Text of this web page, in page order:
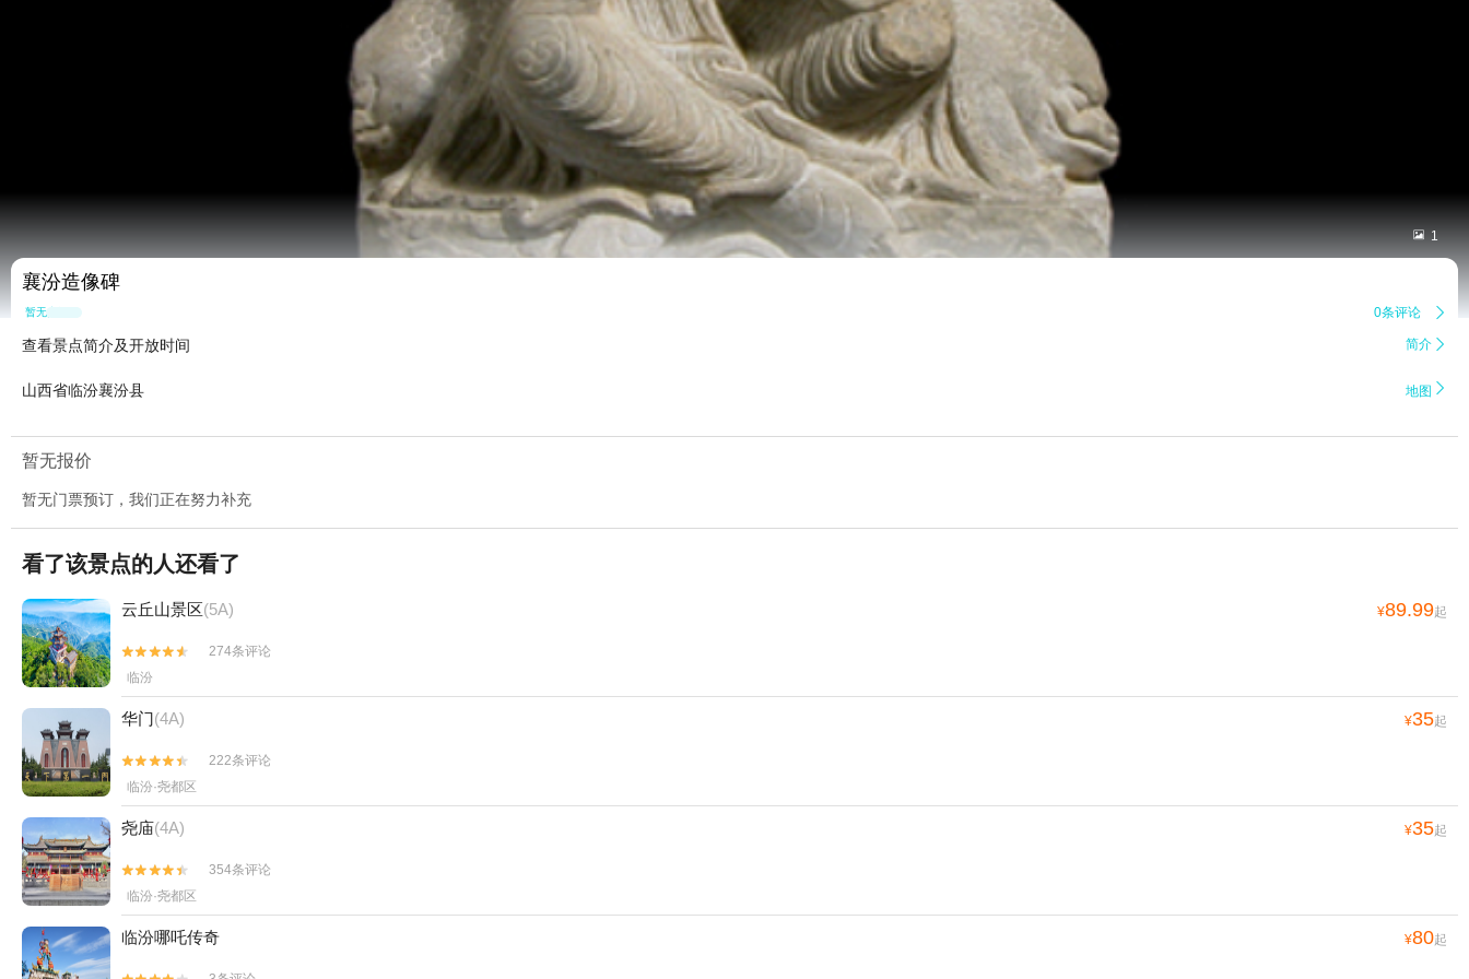
 1
襄汾造像碑
暂无点评 0条评论 
查看景点简介及开放时间 简介 
山西省临汾襄汾县 地图 
暂无报价
暂无门票预订，我们正在努力补充
看了该景点的人还看了
云丘山景区(5A) ¥89.99起


274条评论
临汾
华门(4A) ¥35起


222条评论
临汾·尧都区
尧庙(4A) ¥35起


354条评论
临汾·尧都区
临汾哪吒传奇 ¥80起